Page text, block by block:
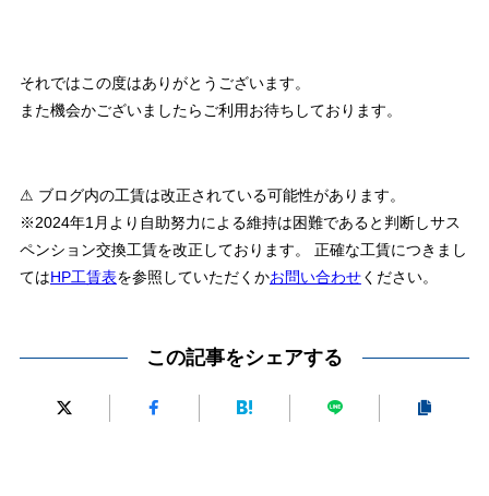
それではこの度はありがとうございます。
また機会かございましたらご利用お待ちしております。
⚠ ブログ内の工賃は改正されている可能性があります。
※2024年1月より自助努力による維持は困難であると判断しサス
ペンション交換工賃を改正しております。 正確な工賃につきまし
てはHP工賃表を参照していただくかお問い合わせください。
この記事をシェアする